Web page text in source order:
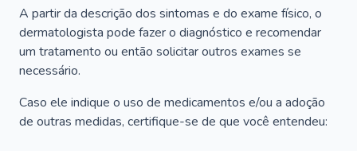
A partir da descrição dos sintomas e do exame físico, o
dermatologista pode fazer o diagnóstico e recomendar
um tratamento ou então solicitar outros exames se
necessário.
Caso ele indique o uso de medicamentos e/ou a adoção
de outras medidas, certifique-se de que você entendeu: